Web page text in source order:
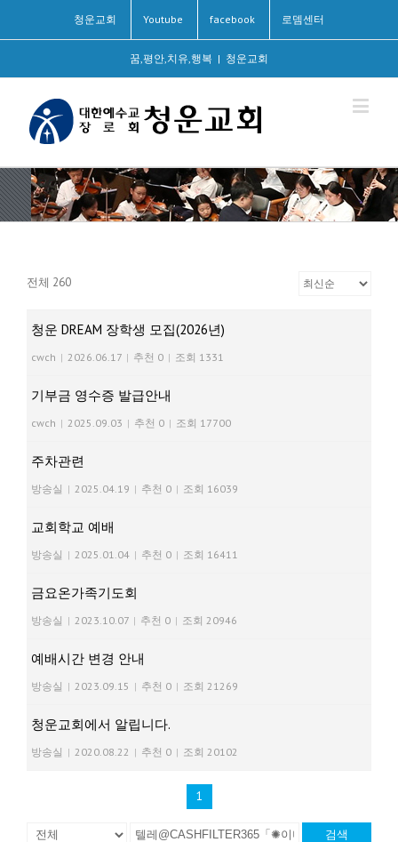
청운교회 Youtube facebook 로뎀센터
꿈,평안,치유,행복 | 청운교회
전체 260
청운 DREAM 장학생 모집(2026년)
cwch | 2026.06.17 | 추천 0 | 조회 1331
기부금 영수증 발급안내
cwch | 2025.09.03 | 추천 0 | 조회 17700
주차관련
방송실 | 2025.04.19 | 추천 0 | 조회 16039
교회학교 예배
방송실 | 2025.01.04 | 추천 0 | 조회 16411
금요온가족기도회
방송실 | 2023.10.07 | 추천 0 | 조회 20946
예배시간 변경 안내
방송실 | 2023.09.15 | 추천 0 | 조회 21269
청운교회에서 알립니다.
방송실 | 2020.08.22 | 추천 0 | 조회 20102
1
검색